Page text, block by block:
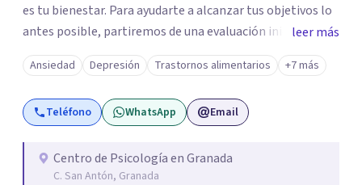
es tu bienestar. Para ayudarte a alcanzar tus objetivos lo
antes posible, partiremos de una evaluación inicial y
estableceremos la terapia más adecuada para ti.
Trabajaremos desde la psicología cognitiva conductual,
la terapia de aceptación y compromiso, o incluiremos
herramientas de coaching, para trabajar la situación y los
leer más
Ansiedad Depresión Trastornos alimentarios +7 más
Teléfono WhatsApp Email
Centro de Psicología en Granada
C. San Antón, Granada